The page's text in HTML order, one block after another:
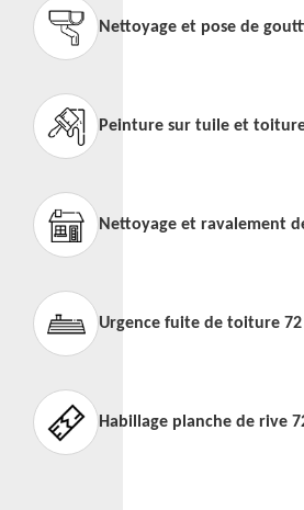
Nettoyage et pose de
Peinture sur tuile et
Nettoyage et ravalement
Urgence fuite de toiture 72
Habillage planche de rive